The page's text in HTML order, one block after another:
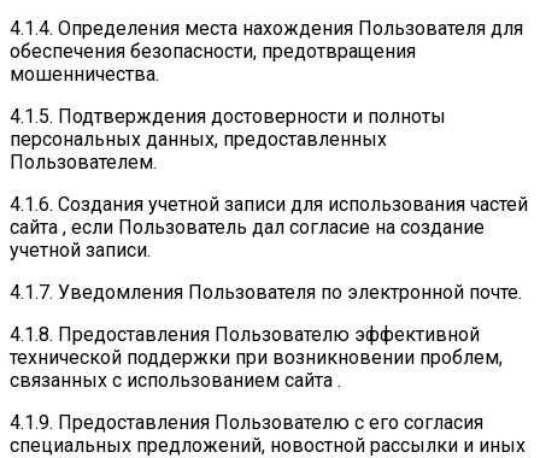
4.1.4. Определения места нахождения Пользователя для
обеспечения безопасности, предотвращения
мошенничества.
4.1.5. Подтверждения достоверности и полноты
персональных данных, предоставленных
Пользователем.
4.1.6. Создания учетной записи для использования частей
сайта , если Пользователь дал согласие на создание
учетной записи.
4.1.7. Уведомления Пользователя по электронной почте.
4.1.8. Предоставления Пользователю эффективной
технической поддержки при возникновении проблем,
связанных с использованием сайта .
4.1.9. Предоставления Пользователю с его согласия
специальных предложений, новостной рассылки и иных